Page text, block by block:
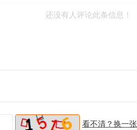
还没有人评论此条信息！
看不清？换一张